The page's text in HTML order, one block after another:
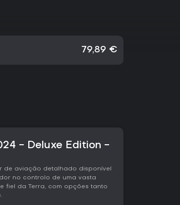
79,89 €
- Deluxe Edition -
de aviação detalhado disponível
no controlo de uma vasta
fiel da Terra, com opções tanto